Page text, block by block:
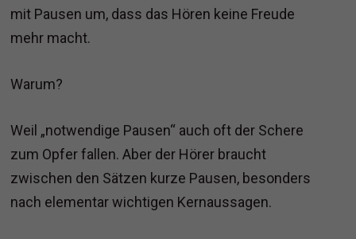
mit Pausen um, dass das Hören keine Freude
mehr macht.
Warum?
Weil „notwendige Pausen“ auch oft der Schere
zum Opfer fallen. Aber der Hörer braucht
zwischen den Sätzen kurze Pausen, besonders
nach elementar wichtigen Kernaussagen.